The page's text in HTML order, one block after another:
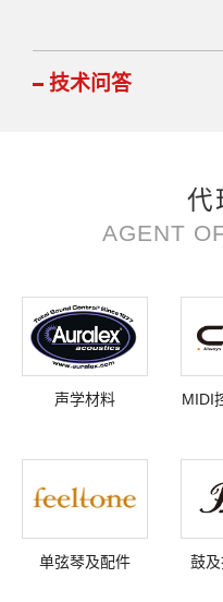
技术问答
代
AGENT
声学材料 MIDI
单弦琴及配件 鼓